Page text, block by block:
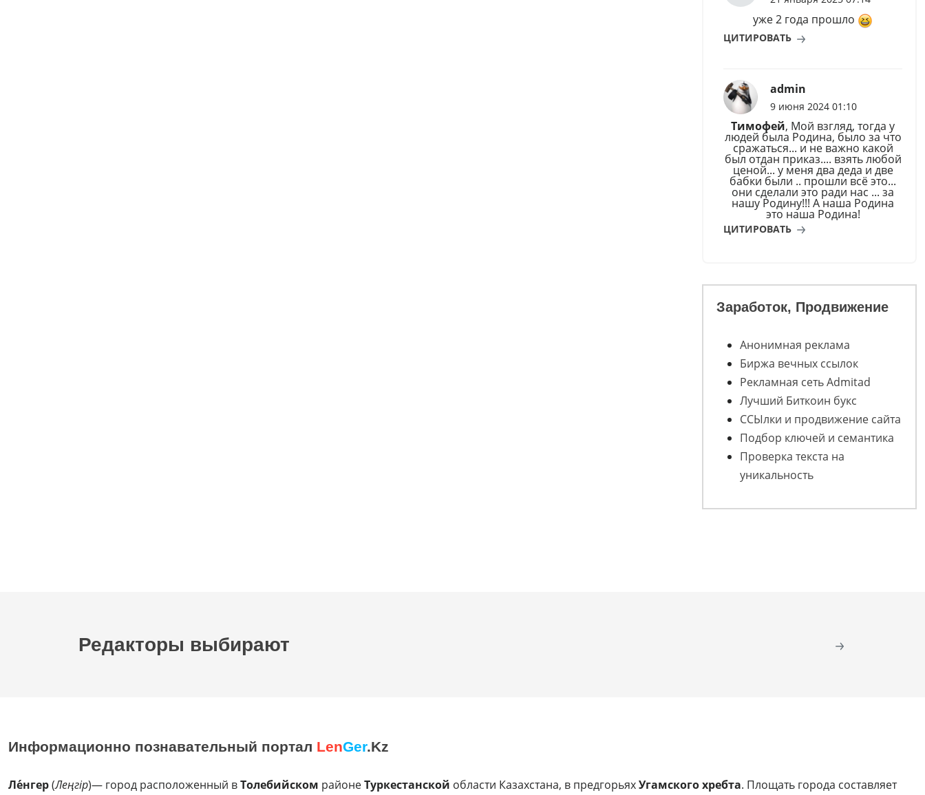
уже 2 года прошло
ЦИТИРОВАТЬ
admin
9 июня 2024 01:10
Тимофей, Мой взгляд, тогда у
людей была Родина, было за что
сражаться... и не важно какой
был отдан приказ.... взять любой
ценой... у меня два деда и две
бабки были .. прошли всё это...
они сделали это ради нас ... за
нашу Родину!!! А наша Родина
это наша Родина!
ЦИТИРОВАТЬ
Заработок, Продвижение
Анонимная реклама
Биржа вечных ссылок
Рекламная сеть Admitad
Лучший Биткоин букс
ССЫлки и продвижение сайта
Подбор ключей и семантика
Проверка текста на
уникальность
Редакторы выбирают
Информационно познавательный портал LenGer.Kz
Ле́нгер(Леңгір)— город расположенный вТолебийском районеТуркестанской области Казахстана, в предгорьяхУгамского хребта. Площать города составляет